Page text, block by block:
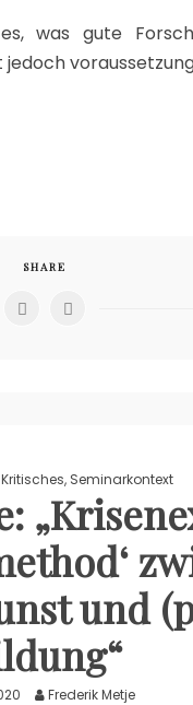
was gute
SHARE
Kritisches, Seminarkontext
und
Frederik Metje